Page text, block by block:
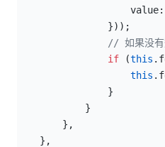
                }));
// 如果没有
                if
(this
                    this
                }
            }
        },
    },